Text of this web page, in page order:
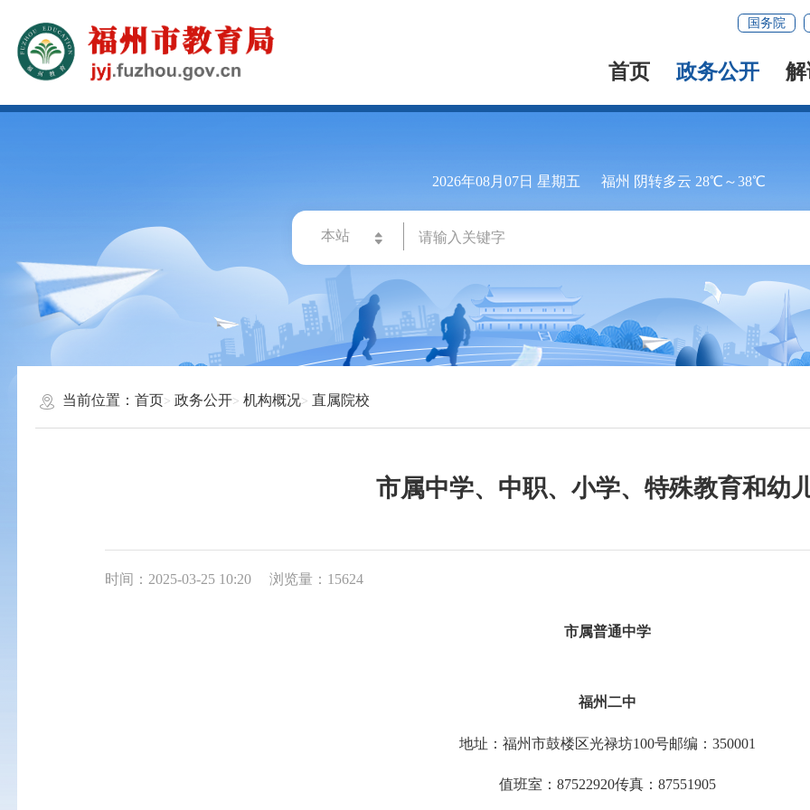
国务院
首页 政务公开
2026年08月07日 星期五 福州 阴转多云 28℃～38℃
当前位置：首页 政务公开 机构概况 直属院校
市属中学、中职、小学、特殊教育和幼
时间：2025-03-25 10:20 浏览量：15624
市属普通中学
福州二中
地址：福州市鼓楼区光禄坊100号邮编：350001
值班室： 87522920传真：87551905